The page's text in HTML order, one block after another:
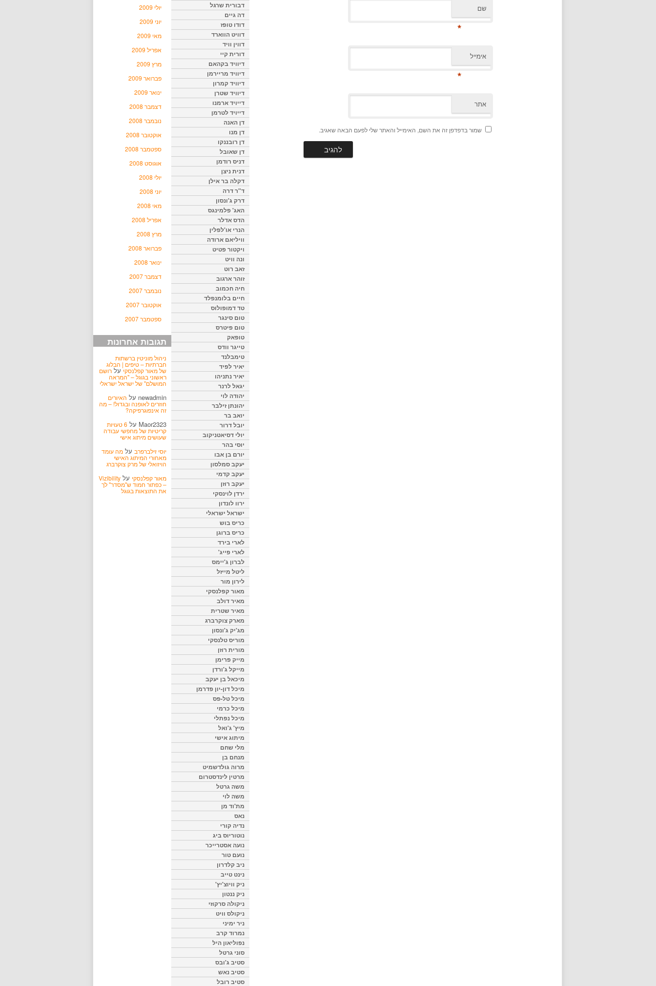
שם
*
אימייל
*
אתר
שמור בדפדפן זה את השם, האימייל והאתר שלי לפעם הבאה שאגיב.
יולי 2009
יוני 2009
מאי 2009
אפריל 2009
מרץ 2009
פברואר 2009
ינואר 2009
דצמבר 2008
נובמבר 2008
אוקטובר 2008
ספטמבר 2008
אוגוסט 2008
יולי 2008
יוני 2008
מאי 2008
אפריל 2008
מרץ 2008
פברואר 2008
ינואר 2008
דצמבר 2007
נובמבר 2007
אוקטובר 2007
ספטמבר 2007
תגובות אחרונות
ניהול מוניטין ברשתות
חברתיות – טיפים | הבלוג
של מאור קפלנסקיעל רושם
ראשוני בגוגל – "המראה
המושלם" של ישראל ישראלי
newadmin על האיורים
חוזרים לאופנה ובגדול! – מה
זה אינפוגרפיקה?
Maor2323 על 6 טעויות
קריטיות של מחפשי עבודה
שעושים מיתוג אישי
יוסי זילברפרב על מה עומד
מאחורי המיתוג האישי
הויזואלי של מרק צוקרברג
מאור קפלנסקי על Vizibility
– כפתור חמוד ש"מסדר" לך
את התוצאות בגוגל
דבורית שרגל
דה גיים
דודו טופז
דוויט הווארד
דווין וויד
דורית קיי
דיוויד בקהאם
דיוויד מריירמן
דיוויד קמרון
דיוויד שטרן
דייויד ארמנו
דייויד לטרמן
דן האנה
דן מנו
דן רובננקו
דן שאובל
דניס רודמן
דנית ניצן
דקלה בר אילן
ד"ר דרה
דרק ג'ונסון
האג' פלמינגס
הדס אדלר
הנרי או'לפלין
וויליאם ארודה
ויקטור פטיט
ונה וויט
זאב רוט
זוהר ארגוב
חיה חכמוב
חיים בלומנפלד
טד דמופולוס
טום סינגר
טום פיטרס
טופאק
טייגר וודס
טימבלנד
יאיר לפיד
יאיר נתניהו
יגאל לרנר
יהודה לוי
יהונתן זילבר
יואב בר
יובל דרור
יולי דסיאטניקוב
יוסי בהר
יורם בן אבו
יעקב סמלסון
יעקב קדמי
יעקב רוזן
ירדן לוינסקי
ירוו לונדון
ישראל ישראלי
כריס בוש
כריס ברוגן
לארי בירד
לארי פייג'
לברון ג'יימס
ליטל מייזל
לירון מור
מאור קפלנסקי
מאיר דולב
מאיר שטרית
מארק צוקרברג
מג'יק ג'ונסון
מוריס טלנסקי
מורית רוזן
מייק פרימן
מייקל ג'ורדן
מיכאל בן יעקב
מיכל דון-יון פדרמן
מיכל טל-פס
מיכל כרמי
מיכל נפתלי
מיץ' ג'ואל
מיתוג אישי
מלי שחם
מנחם בן
מרוה גולדשמיט
מרטין לינדסטרום
משה גרטל
משה לוי
מת'וד מן
נאס
נדיה קורי
נוטוריוס ביג
נועה אסטרייכר
נועם טור
ניב קלדרון
נינט טייב
ניק וויוצ'יץ'
ניק ננטון
ניקולה סרקוזי
ניקולס וויט
ניר ימיני
נמרוד קרב
נפוליאון היל
סוני גרטל
סטיב ג'ובס
סטיב נאש
סטיב רובל